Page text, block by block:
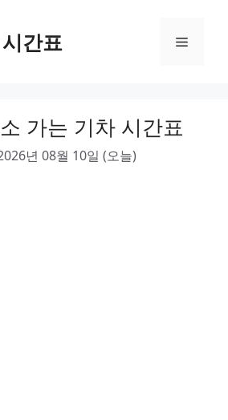
간표 Menu
가는 기차 시간표
년 08월 10일 (오늘)